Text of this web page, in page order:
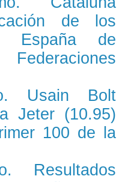
de los
España de
Usain Bolt
Jeter (10.95)
100 de la
Resultados